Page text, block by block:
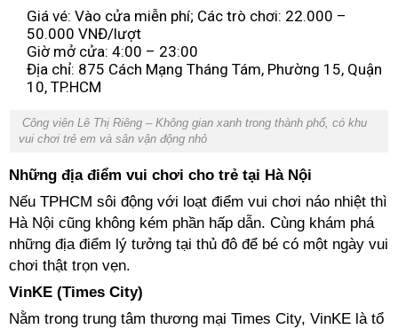
Giá vé: Vào cửa miễn phí; Các trò chơi: 22.000 –
50.000 VNĐ/lượt
Giờ mở cửa: 4:00 – 23:00
Địa chỉ: 875 Cách Mạng Tháng Tám, Phường 15, Quận
10, TP.HCM
Công viên Lê Thị Riêng – Không gian xanh trong thành phố, có khu
vui chơi trẻ em và sân vận động nhỏ
Những địa điểm vui chơi cho trẻ tại Hà Nội
Nếu TPHCM sôi động với loạt điểm vui chơi náo nhiệt thì
Hà Nội cũng không kém phần hấp dẫn. Cùng khám phá
những địa điểm lý tưởng tại thủ đô để bé có một ngày vui
chơi thật trọn vẹn.
VinKE (Times City)
Nằm trong trung tâm thương mại Times City, VinKE là tổ